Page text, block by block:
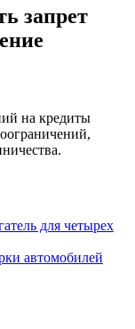
запрет
на кредиты
для четырех
автомобилей